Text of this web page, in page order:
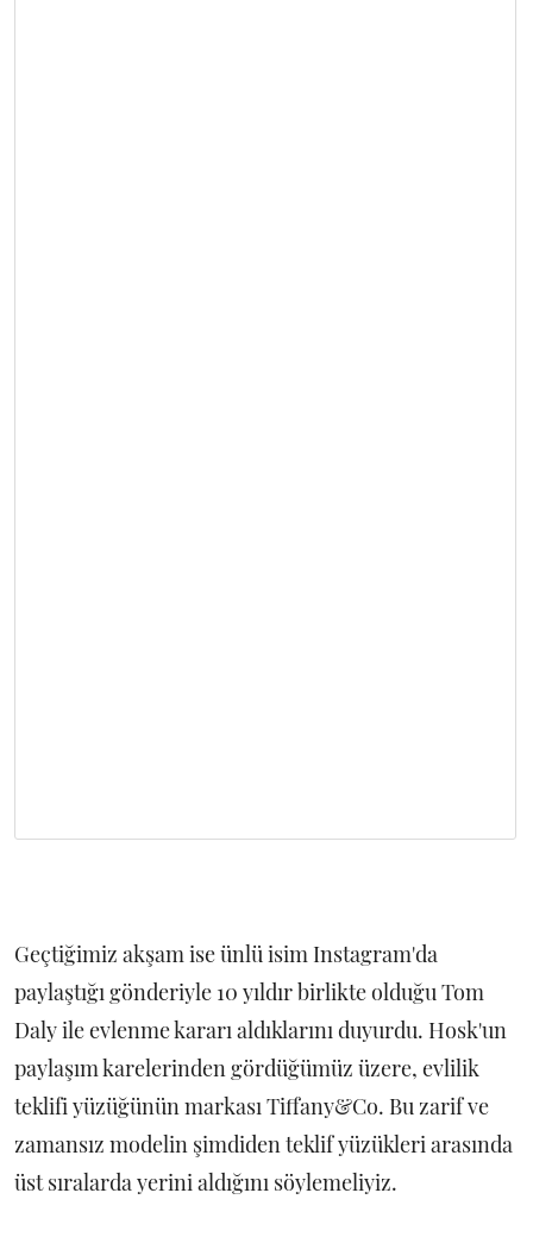
Geçtiğimiz akşam ise ünlü isim Instagram'da
paylaştığı gönderiyle 10 yıldır birlikte olduğu Tom
Daly ile evlenme kararı aldıklarını duyurdu. Hosk'un
paylaşım karelerinden gördüğümüz üzere, evlilik
teklifi yüzüğünün markası Tiffany&Co. Bu zarif ve
zamansız modelin şimdiden teklif yüzükleri arasında
üst sıralarda yerini aldığını söylemeliyiz.